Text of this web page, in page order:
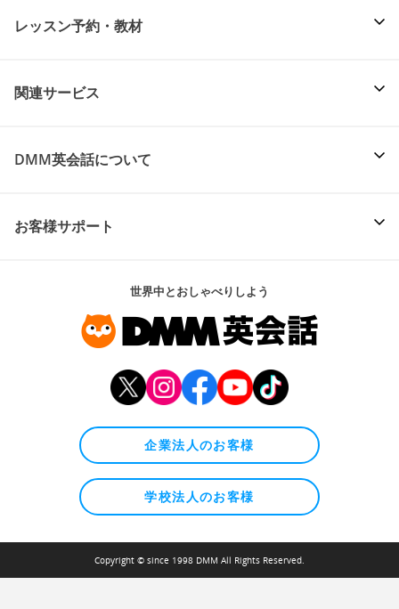
レッスン予約・教材
関連サービス
DMM英会話について
お客様サポート
世界中とおしゃべりしよう
企業法人のお客様
学校法人のお客様
Copyright © since 1998 DMM All Rights Reserved.